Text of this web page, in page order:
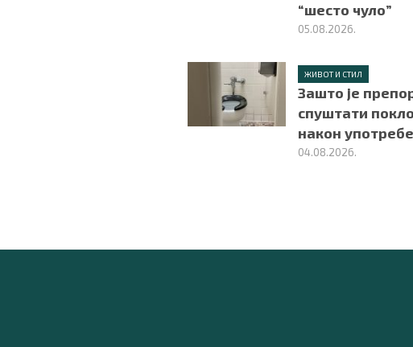
“шесто чуло”
05.08.2026.
ЖИВОТ И СТИЛ
Зашто је
спуштати
након
04.08.2026.